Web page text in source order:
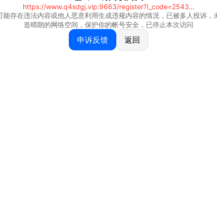
https://www.q4sdgj.vip:9663/register?i_code=25430844
能存在违法内容或他人恶意利用生成违规内容的情况，已被多人投诉，
造晴朗的网络空间，保护你的帐号安全，已停止本次访问
申诉反馈 返回